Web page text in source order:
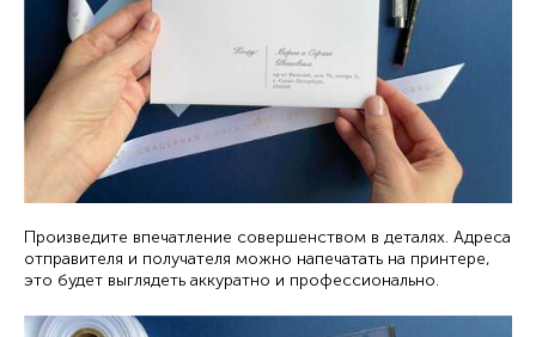
Произведите впечатление совершенством в деталях. Адреса
отправителя и получателя можно напечатать на принтере,
это будет выглядеть аккуратно и профессионально.